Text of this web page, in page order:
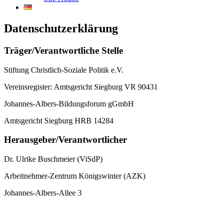
Datenschutzerklärung
Träger/Verantwortliche Stelle
Stiftung Christlich-Soziale Politik e.V.
Vereinsregister: Amtsgericht Siegburg VR 90431
Johannes-Albers-Bildungsforum gGmbH
Amtsgericht Siegburg HRB 14284
Herausgeber/Verantwortlicher
Dr. Ulrike Buschmeier (ViSdP)
Arbeitnehmer-Zentrum Königswinter (AZK)
Johannes-Albers-Allee 3